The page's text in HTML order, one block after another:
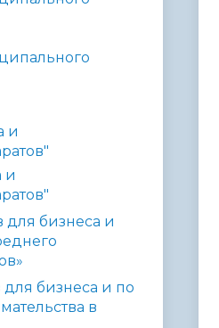
и
и
для бизнеса и
для бизнеса и по
в